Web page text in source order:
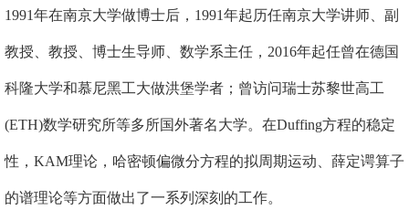
1991年在南京大学做博士后，1991年起历任南京大学讲师、副
教授、教授、博士生导师、 数学系主任，2016年起任曾在德国
科隆大学和慕尼黑工大做洪堡学者；曾访问瑞士苏黎世高工
(ETH)数学研究所等多所国外著名大学。在Duffing方程的稳定
性，KAM理论，哈密顿偏微分方程的拟周期运动、薛定谔算子
的谱理论等方面做出了一系列深刻的工作。